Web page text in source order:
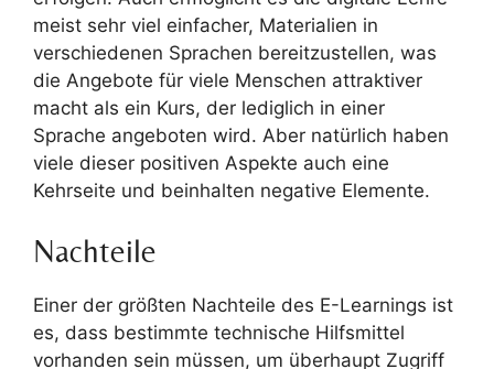
meist sehr viel einfacher, Materialien in
verschiedenen Sprachen bereitzustellen, was
die Angebote für viele Menschen attraktiver
macht als ein Kurs, der lediglich in einer
Sprache angeboten wird. Aber natürlich haben
viele dieser positiven Aspekte auch eine
Kehrseite und beinhalten negative Elemente.
Nachteile
Einer der größten Nachteile des E-Learnings ist
es, dass bestimmte technische Hilfsmittel
vorhanden sein müssen, um überhaupt Zugriff